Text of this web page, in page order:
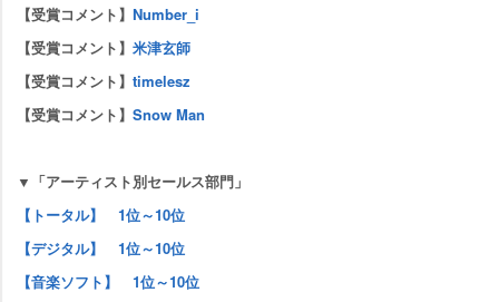
【受賞コメント】 Number_i
【受賞コメント】 米津玄師
【受賞コメント】 timelesz
【受賞コメント】 Snow Man
▼「アーティスト別セールス部門」
【トータル】 1位～10位
【デジタル】 1位～10位
【音楽ソフト】 1位～10位